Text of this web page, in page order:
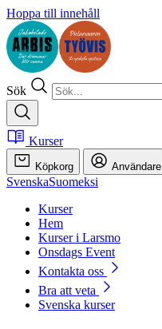
Hoppa till innehåll
Sök
Kurser
Köpkorg Användare
SvenskaSuomeksi
Kurser
Hem
Kurser i Larsmo
Onsdags Event
Kontakta oss
Bra att veta
Svenska kurser